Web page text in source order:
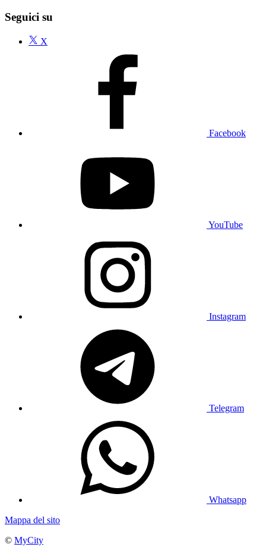
Seguici su
X
Facebook
YouTube
Instagram
Telegram
Whatsapp
Mappa del sito
© MyCity